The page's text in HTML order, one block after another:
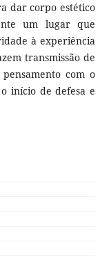
dar corpo estético
um lugar que
à experiência
transmissão de
com o
início de defesa e